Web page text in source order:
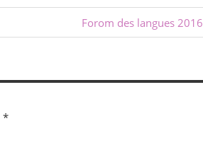
Sekva
afiŝo:
Forom des langues 2016
*